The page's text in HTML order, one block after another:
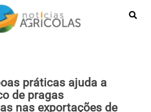
práticas ajuda a
de pragas
nas exportações de